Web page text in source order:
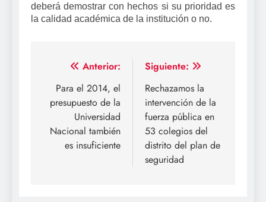
deberá demostrar con hechos si su prioridad es
la calidad académica de la institución o no.
Navegación
de
entradas
Anterior:
Para el 2014, el
presupuesto de la
Universidad
Nacional también
es insuficiente
Siguiente:
Rechazamos la
intervención de la
fuerza pública en
53 colegios del
distrito del plan de
seguridad